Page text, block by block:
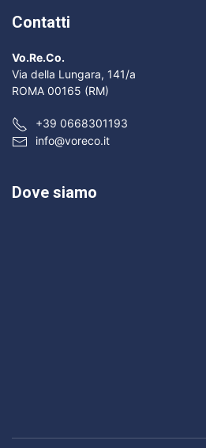
Contatti
Vo.Re.Co.
Via della Lungara, 141/a
ROMA 00165 (RM)
+39 0668301193
info@voreco.it
Dove siamo